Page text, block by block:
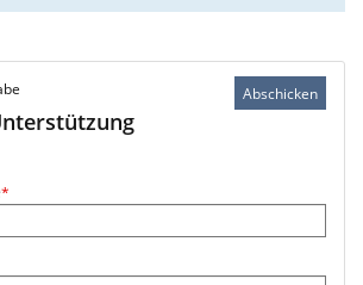
Abschicken
*